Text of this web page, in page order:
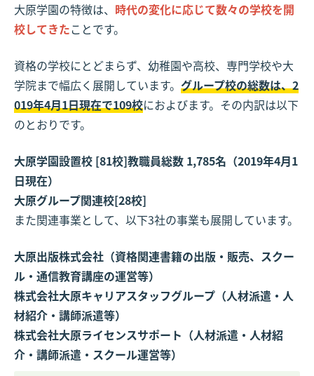
大原学園の特徴は、 時代の変化に応じて数々の学校を開
校してきたことです。
資格の学校にとどまらず、幼稚園や高校、専門学校や大
学院まで幅広く展開しています。 グループ校の総数は、2
019年4月1日現在で109校におよびます。その内訳は以下
のとおりです。
大原学園設置校 [81校]教職員総数 1,785名（2019年4月1
日現在）
大原グループ関連校[28校]
また関連事業として、以下3社の事業も展開しています。
大原出版株式会社（資格関連書籍の出版・販売、スクー
ル・通信教育講座の運営等）
株式会社大原キャリアスタッフグループ（人材派遣・人
材紹介・講師派遣等）
株式会社大原ライセンスサポート（人材派遣・人材紹
介・講師派遣・スクール運営等）